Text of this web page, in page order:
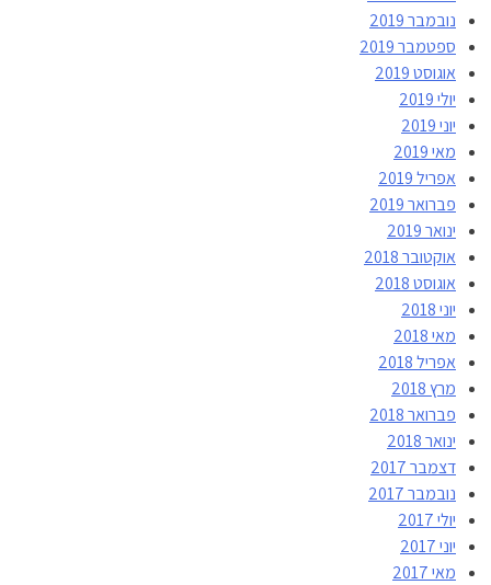
נובמבר 2019
ספטמבר 2019
אוגוסט 2019
יולי 2019
יוני 2019
מאי 2019
אפריל 2019
פברואר 2019
ינואר 2019
אוקטובר 2018
אוגוסט 2018
יוני 2018
מאי 2018
אפריל 2018
מרץ 2018
פברואר 2018
ינואר 2018
דצמבר 2017
נובמבר 2017
יולי 2017
יוני 2017
מאי 2017